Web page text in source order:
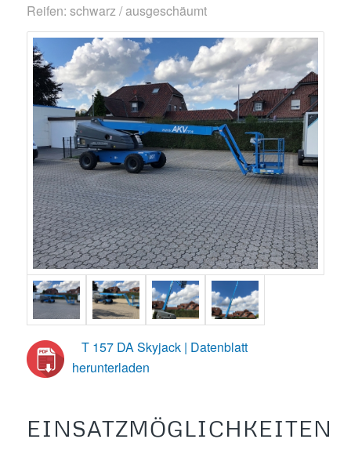
Reifen: schwarz / ausgeschäumt
T 157 DA Skyjack | Datenblatt
herunterladen
EINSATZMÖGLICHKEITEN